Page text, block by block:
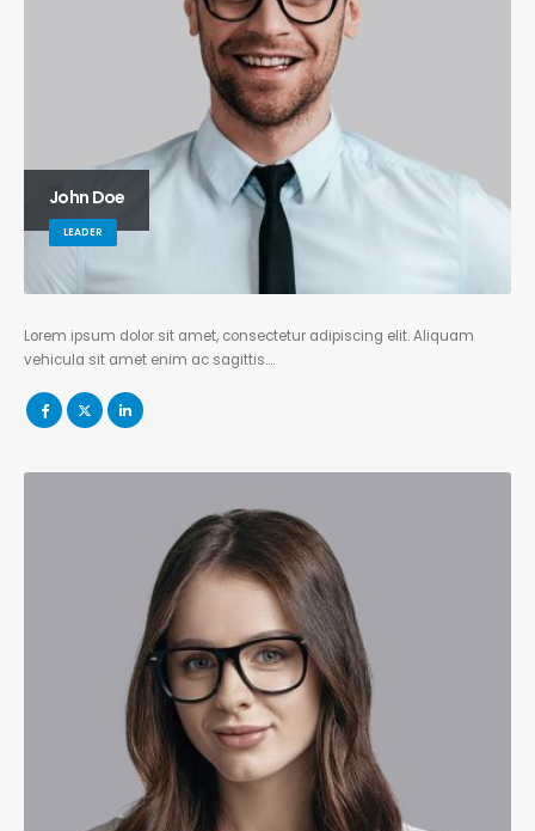
John Doe
LEADER
Lorem ipsum dolor sit amet, consectetur adipiscing elit. Aliquam
vehicula sit amet enim ac sagittis….